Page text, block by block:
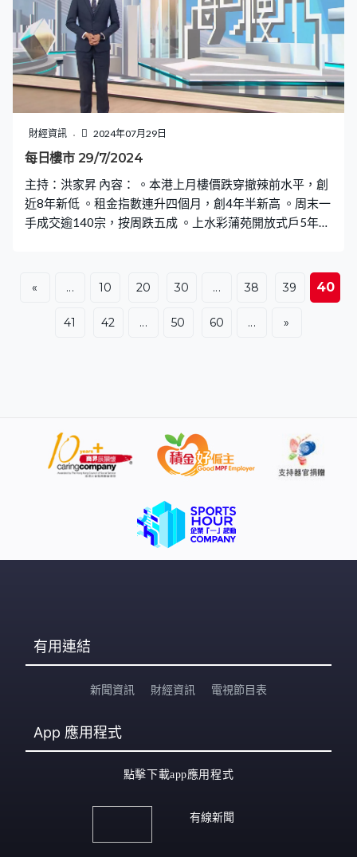
財經資訊 2024年07月29日
每日樓市 29/7/2024
主持：洪家昇 內容： 。本港上月樓價跌穿撤辣前水平，創
近8年新低 。租金指數連升四個月，創4年半新高 。周末一
手成交逾140宗，按周跌五成 。上水彩蒲苑開放式戶5年損
«
... 10 20 30 ... 38 39 40
41 42 ... 50 60 ... »
有用連結
新聞資訊 財經資訊 電視節目表
App 應用程式
點擊下載app應用程式
有線新聞